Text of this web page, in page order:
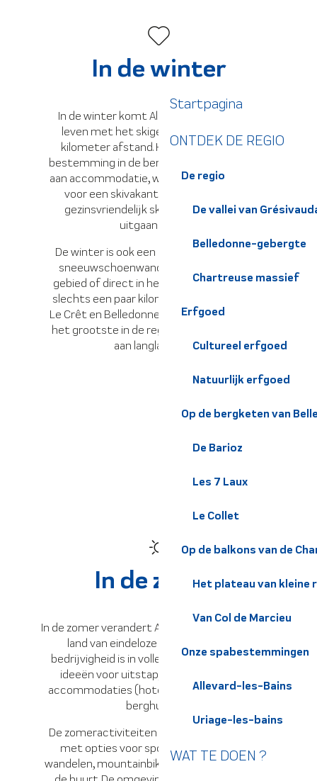
Startpagina
ONTDEK DE REGIO
De regio
De vallei van
Belledonne-gebergte
Chartreuse massief
Erfgoed
Cultureel erfgoed
Natuurlijk erfgoed
Op de bergketen van
De Barioz
Les 7 Laux
Le Collet
Op de balkons van de
Het plateau van kleine
Van Col de Marcieu
Onze spabestemmingen
Allevard-les-Bains
Uriage-les-bains
WAT TE DOEN ?
In de winter
In de winter komt Allevard-les-Bains tot
leven met het skigebied Le Collet, op 11
kilometer afstand. Het dorp is ideaal als
bestemming in de bergen en biedt een keur
aan accommodatie, winkels en restaurants
voor een skivakantie. Het resort biedt
gezinsvriendelijk skiën en een populair
uitgaansgebied.
De winter is ook een geweldige tijd om te
sneeuwschoenwandelen, in het Allevard
gebied of direct in het Barioz skigebied, op
slechts een paar kilometer afstand, vlakbij
Le Crêt en Belledonne. Dit noordse gebied is
het grootste in de regio, met 52 kilometer
aan langlaufloipes.
In de zomer
In de zomer verandert Allevard-les-Bains in een
land van eindeloze mogelijkheden. De
bedrijvigheid is in volle gang en biedt tal van
ideeën voor uitstapjes en verschillende
accommodaties (hotels, gîtes, campings of
berghutten).
De zomeractiviteiten floreren in het resort,
met opties voor sportliefhebbers zoals
wandelen, mountainbiken of boomklimmen in